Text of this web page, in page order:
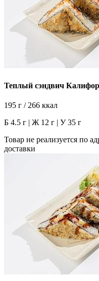
Теплый сэндвич
195 г / 266 ккал
Б 4.5 г | Ж 12 г | У 35 г
Товар не реализуется по
доставки